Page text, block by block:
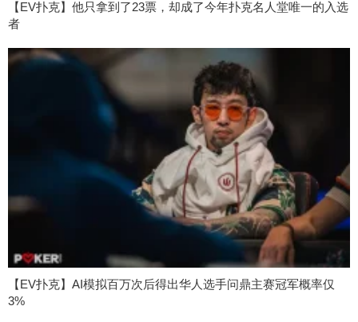
【EV扑克】他只拿到了23票，却成了今年扑克名人堂唯一的入选
者
【EV扑克】AI模拟百万次后得出华人选手问鼎主赛冠军概率仅
3%